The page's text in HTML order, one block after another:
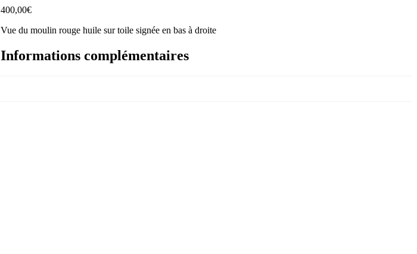
400,00€
Vue du moulin rouge huile sur toile signée en bas à droite
Informations complémentaires